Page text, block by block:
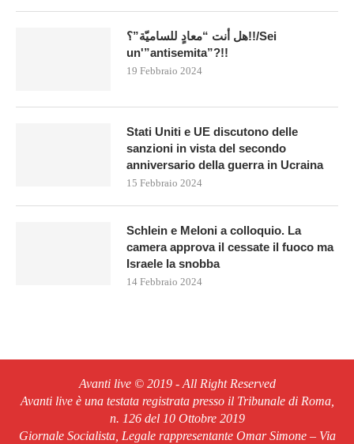
هل أنت “معادٍ للساميّة”؟!!/Sei
un'”antisemita”?!!
19 Febbraio 2024
Stati Uniti e UE discutono delle
sanzioni in vista del secondo
anniversario della guerra in Ucraina
15 Febbraio 2024
Schlein e Meloni a colloquio. La
camera approva il cessate il fuoco ma
Israele la snobba
14 Febbraio 2024
Avanti live © 2019 - All Right Reserved
Avanti live è una testata registrata presso il Tribunale di Roma,
n. 126 del 10 Ottobre 2019
Giornale Socialista, Legale rappresentante Omar Simone – Via